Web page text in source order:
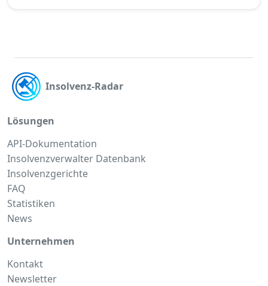
Insolvenz-Radar
Lösungen
API-Dokumentation
Insolvenzverwalter Datenbank
Insolvenzgerichte
FAQ
Statistiken
News
Unternehmen
Kontakt
Newsletter